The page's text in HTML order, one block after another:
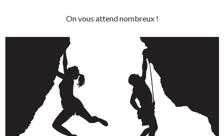
On vous attend nombreux !